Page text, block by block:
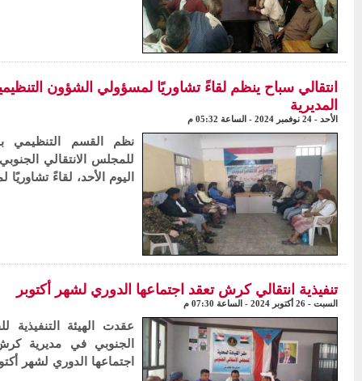
انتقالي سباح ينظم لقاءً تشاوريًا لمسؤولي الشؤون
المديرية
الأحد - 24 نوفمبر 2024 - الساعة 05:32 م
نظم القسم التنظيمي
للمجلس الانتقالي
اليوم الأحد، لقاءً
تنفيذية انتقالي كرش تعقد اجتماعها الدوري لشهر أكتوبر
السبت - 26 أكتوبر 2024 - الساعة 07:30 م
عقدت الهيئة التنفيذية
الجنوبي في مديرية
اجتماعها الدوري لشهر